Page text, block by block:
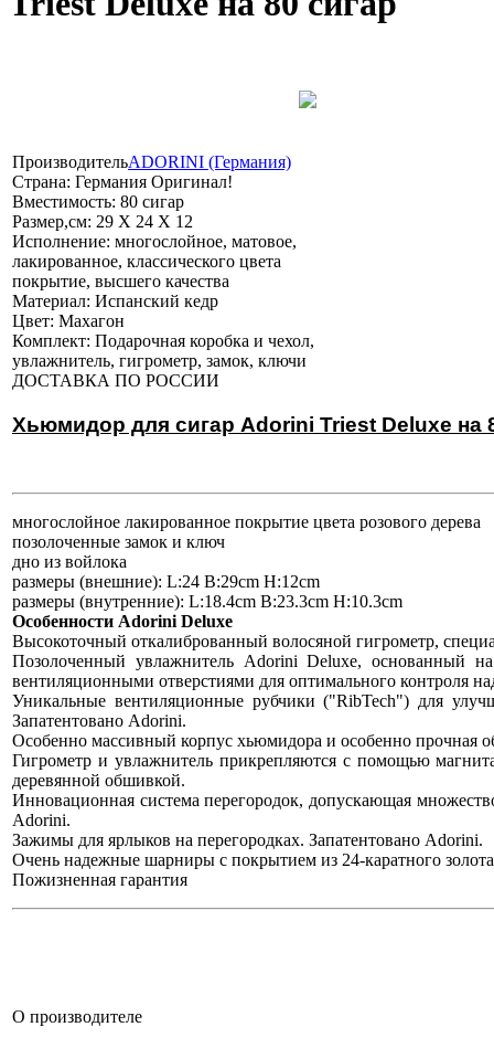
ПроизводительADORINI (Германия)
Страна: Германия Оригинал!
Вместимость: 80 сигар
Размер,см: 29 Х 24 Х 12
Исполнение: многослойное, матовое,
лакированное, классического цвета
покрытие, высшего качества
Материал: Испанский кедр
Цвет: Махагон
Комплект: Подарочная коробка и чехол,
увлажнитель, гигрометр, замок, ключи
ДОСТАВКА ПО РОССИИ
Хьюмидор для сигар Adorini Triest Deluxe на
многослойное лакированное покрытие цвета розового дерева
позолоченные замок и ключ
дно из войлока
размеры (внешние): L:24 B:29cm H:12cm
размеры (внутренние): L:18.4cm B:23.3cm H:10.3cm
Особенности Adorini Deluxe
Высокоточный откалиброванный волосяной гигрометр,
Позолоченный увлажнитель Adorini Deluxe, основанный
вентиляционными отверстиями для оптимального контроля
Уникальные вентиляционные рубчики ("RibTech") для
Запатентовано Adorini.
Особенно массивный корпус хьюмидора и особенно прочная
Гигрометр и увлажнитель прикрепляются с помощью
деревянной обшивкой.
Инновационная система перегородок, допускающая
Adorini.
Зажимы для ярлыков на перегородках. Запатентовано Adorini.
Очень надежные шарниры с покрытием из 24-каратного
Пожизненная гарантия
О производителе